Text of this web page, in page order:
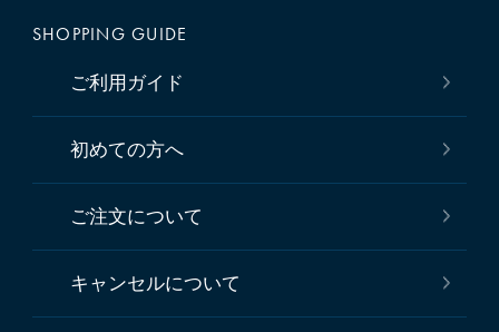
SHOPPING GUIDE
ご利用ガイド
初めての方へ
ご注文について
キャンセルについて